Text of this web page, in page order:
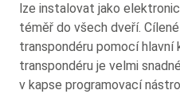
lze instalovat jako
téměř do všech dveří.
transpondéru pomocí hlavní
transpondéru je velmi
v kapse programovací